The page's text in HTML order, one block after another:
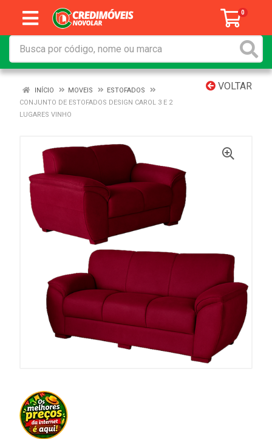
0
VOLTAR
INÍCIO MOVEIS
ESTOFADOS
CONJUNTO DE ESTOFADOS DESIGN CAROL 3 E 2
LUGARES VINHO